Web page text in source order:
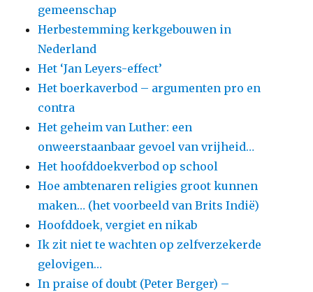
gemeenschap
Herbestemming kerkgebouwen in
Nederland
Het ‘Jan Leyers-effect’
Het boerkaverbod – argumenten pro en
contra
Het geheim van Luther: een
onweerstaanbaar gevoel van vrijheid…
Het hoofddoekverbod op school
Hoe ambtenaren religies groot kunnen
maken… (het voorbeeld van Brits Indië)
Hoofddoek, vergiet en nikab
Ik zit niet te wachten op zelfverzekerde
gelovigen…
In praise of doubt (Peter Berger) –